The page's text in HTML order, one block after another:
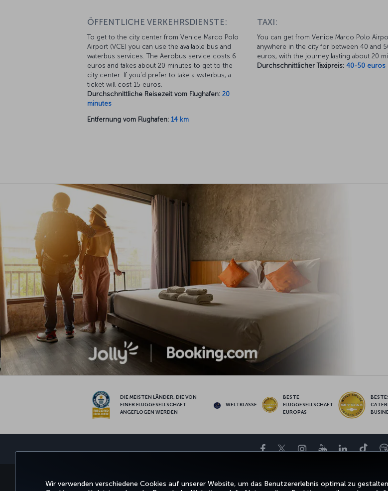
Wir verwenden verschiedene Cookies auf unserer Website, um das Benutzererlebnis optimal zu
ÖFFENTLICHE VERKEHRSDIENSTE:
To get to the city center from Venice Marco Polo
Airport (VCE) you can use the available bus and
waterbus services. The Aerobus service costs 6
euros and takes about 20 minutes to get to the
city center. If you'd prefer to take a waterbus, a
ticket will cost 15 euros.
Durchschnittliche Reisezeit vom Flughafen: 20
minutes
Entfernung vom Flughafen: 14 km
TAXI:
You can get from Venice Marco Polo
anywhere in the city for between 40 and
euros, with the journey lasting about 20
Durchschnittlicher Taxipreis: 40-50 euros
DIE MEISTEN LÄNDER, DIE VON
EINER FLUGGESELLSCHAFT
ANGEFLOGEN WERDEN
WELTKLASSE
BESTE
FLUGGESELLSCHAFT
EUROPAS
Facebook
TwitterInstagram
YouTubeLinkedIn
BUCHEN UND VERWALTEN ERLEBNIS ANGEBOTE UND REISEZIELE HILFE TURKISH